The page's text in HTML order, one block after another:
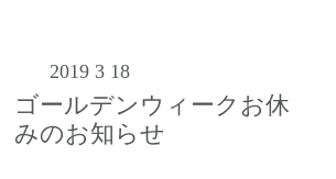
2019 3 18
ールデンウィークお休
みのお知らせ